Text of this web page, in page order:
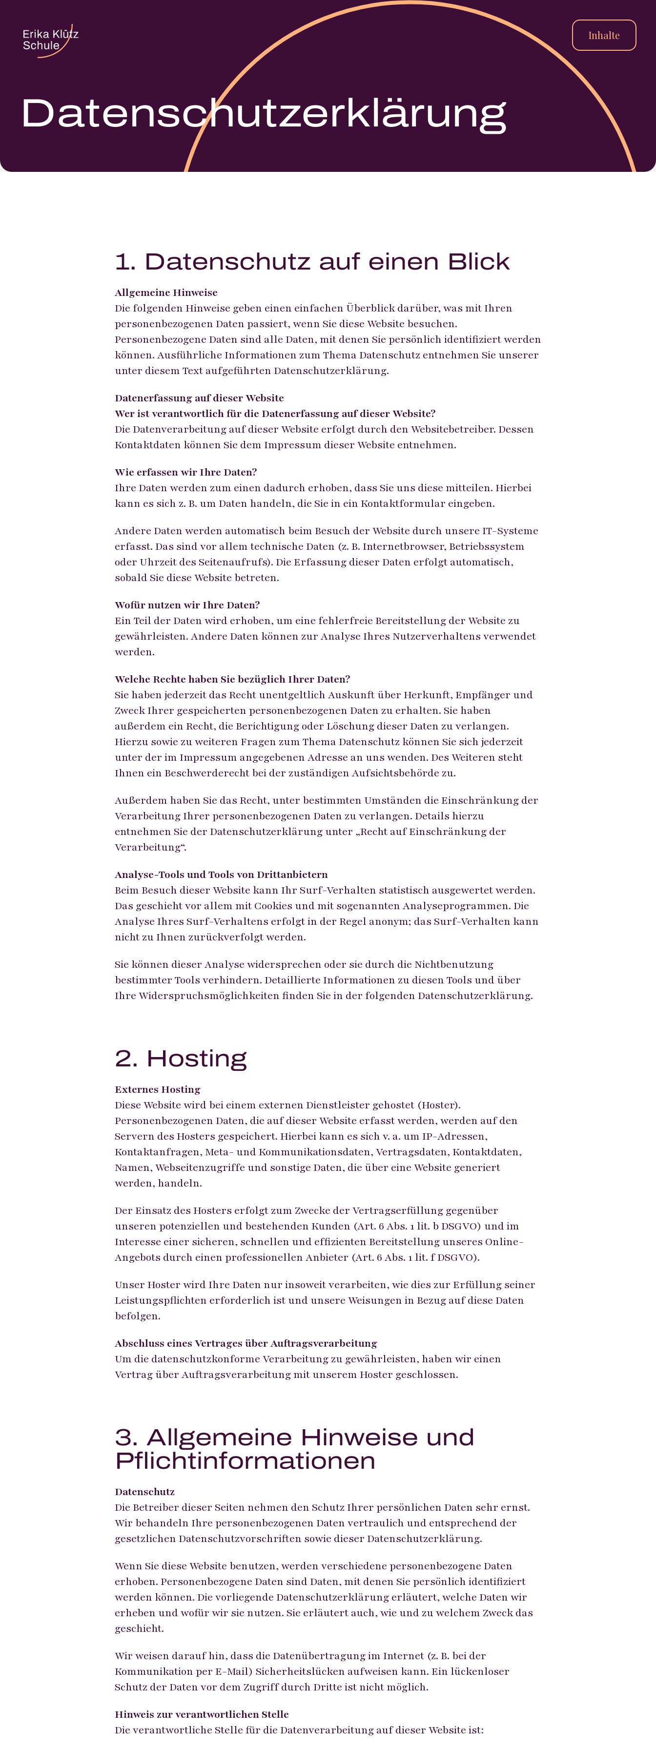
Inhalte
Datenschutzerklärung
1. Datenschutz auf einen Blick
Allgemeine Hinweise
Die folgenden Hinweise geben einen einfachen Überblick darüber, was mit Ihren
personenbezogenen Daten passiert, wenn Sie diese Website besuchen.
Personenbezogene Daten sind alle Daten, mit denen Sie persönlich identifiziert werden
können. Ausführliche Informationen zum Thema Datenschutz entnehmen Sie unserer
unter diesem Text aufgeführten Datenschutzerklärung.
Datenerfassung auf dieser Website
Wer ist verantwortlich für die Datenerfassung auf dieser Website?
Die Datenverarbeitung auf dieser Website erfolgt durch den Websitebetreiber. Dessen
Kontaktdaten können Sie dem Impressum dieser Website entnehmen.
Wie erfassen wir Ihre Daten?
Ihre Daten werden zum einen dadurch erhoben, dass Sie uns diese mitteilen. Hierbei
kann es sich z. B. um Daten handeln, die Sie in ein Kontaktformular eingeben.
Andere Daten werden automatisch beim Besuch der Website durch unsere IT-Systeme
erfasst. Das sind vor allem technische Daten (z. B. Internetbrowser, Betriebssystem
oder Uhrzeit des Seitenaufrufs). Die Erfassung dieser Daten erfolgt automatisch,
sobald Sie diese Website betreten.
Wofür nutzen wir Ihre Daten?
Ein Teil der Daten wird erhoben, um eine fehlerfreie Bereitstellung der Website zu
gewährleisten. Andere Daten können zur Analyse Ihres Nutzerverhaltens verwendet
werden.
Welche Rechte haben Sie bezüglich Ihrer Daten?
Sie haben jederzeit das Recht unentgeltlich Auskunft über Herkunft, Empfänger und
Zweck Ihrer gespeicherten personenbezogenen Daten zu erhalten. Sie haben
außerdem ein Recht, die Berichtigung oder Löschung dieser Daten zu verlangen.
Hierzu sowie zu weiteren Fragen zum Thema Datenschutz können Sie sich jederzeit
unter der im Impressum angegebenen Adresse an uns wenden. Des Weiteren steht
Ihnen ein Beschwerderecht bei der zuständigen Aufsichtsbehörde zu.
Außerdem haben Sie das Recht, unter bestimmten Umständen die Einschränkung der
Verarbeitung Ihrer personenbezogenen Daten zu verlangen. Details hierzu
entnehmen Sie der Datenschutzerklärung unter „Recht auf Einschränkung der
Verarbeitung“.
Analyse-Tools und Tools von Drittanbietern
Beim Besuch dieser Website kann Ihr Surf-Verhalten statistisch ausgewertet werden.
Das geschieht vor allem mit Cookies und mit sogenannten Analyseprogrammen. Die
Analyse Ihres Surf-Verhaltens erfolgt in der Regel anonym; das Surf-Verhalten kann
nicht zu Ihnen zurückverfolgt werden.
Sie können dieser Analyse widersprechen oder sie durch die Nichtbenutzung
bestimmter Tools verhindern. Detaillierte Informationen zu diesen Tools und über
Ihre Widerspruchsmöglichkeiten finden Sie in der folgenden Datenschutzerklärung.
2. Hosting
Externes Hosting
Diese Website wird bei einem externen Dienstleister gehostet (Hoster).
Personenbezogenen Daten, die auf dieser Website erfasst werden, werden auf den
Servern des Hosters gespeichert. Hierbei kann es sich v. a. um IP-Adressen,
Kontaktanfragen, Meta- und Kommunikationsdaten, Vertragsdaten, Kontaktdaten,
Namen, Webseitenzugriffe und sonstige Daten, die über eine Website generiert
werden, handeln.
Der Einsatz des Hosters erfolgt zum Zwecke der Vertragserfüllung gegenüber
unseren potenziellen und bestehenden Kunden (Art. 6 Abs. 1 lit. b DSGVO) und im
Interesse einer sicheren, schnellen und effizienten Bereitstellung unseres Online-
Angebots durch einen professionellen Anbieter (Art. 6 Abs. 1 lit. f DSGVO).
Unser Hoster wird Ihre Daten nur insoweit verarbeiten, wie dies zur Erfüllung seiner
Leistungspflichten erforderlich ist und unsere Weisungen in Bezug auf diese Daten
befolgen.
Abschluss eines Vertrages über Auftragsverarbeitung
Um die datenschutzkonforme Verarbeitung zu gewährleisten, haben wir einen
Vertrag über Auftragsverarbeitung mit unserem Hoster geschlossen.
3. Allgemeine Hinweise und
Pflichtinformationen
Datenschutz
Die Betreiber dieser Seiten nehmen den Schutz Ihrer persönlichen Daten sehr ernst.
Wir behandeln Ihre personenbezogenen Daten vertraulich und entsprechend der
gesetzlichen Datenschutzvorschriften sowie dieser Datenschutzerklärung.
Wenn Sie diese Website benutzen, werden verschiedene personenbezogene Daten
erhoben. Personenbezogene Daten sind Daten, mit denen Sie persönlich identifiziert
werden können. Die vorliegende Datenschutzerklärung erläutert, welche Daten wir
erheben und wofür wir sie nutzen. Sie erläutert auch, wie und zu welchem Zweck das
geschieht.
Wir weisen darauf hin, dass die Datenübertragung im Internet (z. B. bei der
Kommunikation per E-Mail) Sicherheitslücken aufweisen kann. Ein lückenloser
Schutz der Daten vor dem Zugriff durch Dritte ist nicht möglich.
Hinweis zur verantwortlichen Stelle
Die verantwortliche Stelle für die Datenverarbeitung auf dieser Website ist: